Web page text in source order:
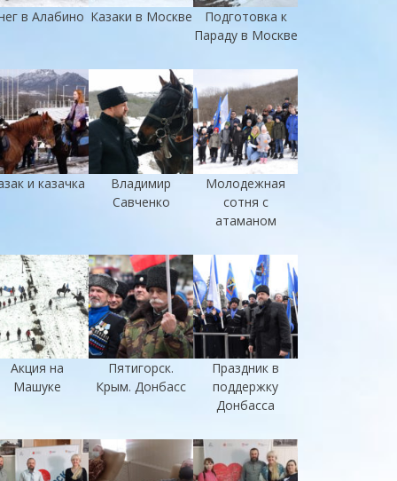
в Алабино Казаки в Москве
Подготовка к
Параду в Москве
и казачка
Владимир
Савченко
Молодежная
сотня с
атаманом
Акция на
Машуке
Пятигорск.
Крым. Донбасс
Праздник в
поддержку
Донбасса